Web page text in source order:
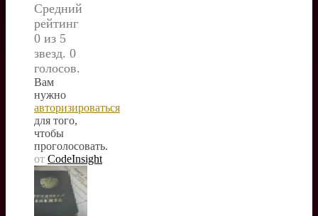
Средний
рейтинг
0 из 5
звезд. 0
голосов.
Вам
нужно
авторизироваться
для того,
чтобы
проголосовать.
от CodeInsight